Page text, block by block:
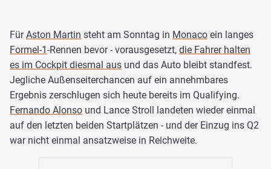
FürAston Martin steht am Sonntag in Monaco ein langes
Formel-1-Rennen bevor - vorausgesetzt, die Fahrer halten
es im Cockpit diesmal aus und das Auto bleibt standfest.
Jegliche Außenseiterchancen auf ein annehmbares
Ergebnis zerschlugen sich heute bereits im Qualifying.
Fernando Alonso und Lance Stroll landeten wieder einmal
auf den letzten beiden Startplätzen - und der Einzug ins Q2
war nicht einmal ansatzweise in Reichweite.